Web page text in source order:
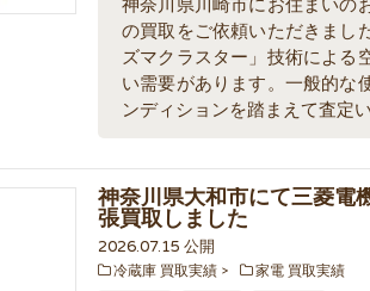
神奈川県川崎市にお住まいの
の買取をご依頼いただきまし
ズマクラスター」技術による
い需要があります。一般的な
ンディションを踏まえて査定
神奈川県大和市にて三菱電
張買取しました
2026.07.15 公開
冷蔵庫 買取実績 家電 買取実績